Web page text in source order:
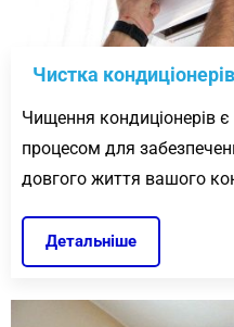
Чистка кондиціонерів
Чищення кондиціонерів
процесом для
довгого життя вашого
Детальніше